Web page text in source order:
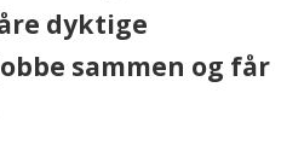
dyktige
sammen og får